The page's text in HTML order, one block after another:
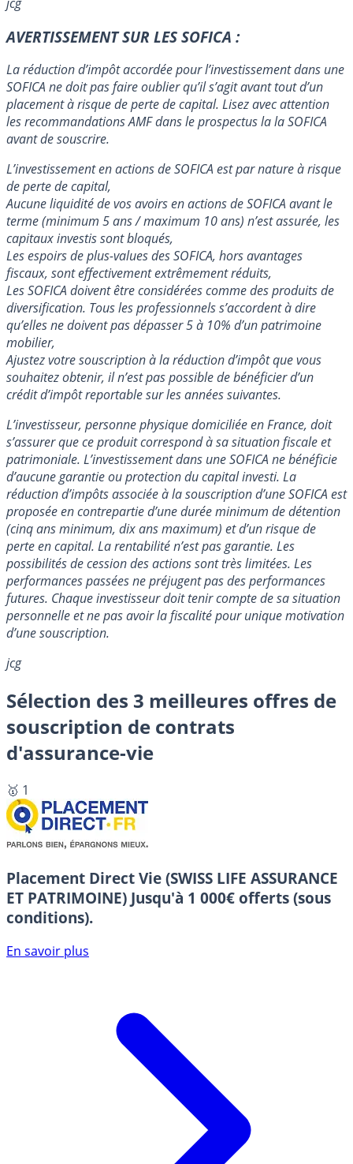
AVERTISSEMENT SUR LES SOFICA :
La réduction d’impôt accordée pour l’investissement dans une
SOFICA ne doit pas faire oublier qu’il s’agit avant tout d’un
placement à risque de perte de capital. Lisez avec attention
les recommandations AMF dans le prospectus la la SOFICA
avant de souscrire.
L’investissement en actions de SOFICA est par nature à risque
de perte de capital,
Aucune liquidité de vos avoirs en actions de SOFICA avant le
terme (minimum 5 ans / maximum 10 ans) n’est assurée, les
capitaux investis sont bloqués,
Les espoirs de plus-values des SOFICA, hors avantages
fiscaux, sont effectivement extrêmement réduits,
Les SOFICA doivent être considérées comme des produits de
diversification. Tous les professionnels s’accordent à dire
qu’elles ne doivent pas dépasser 5 à 10% d’un patrimoine
mobilier,
Ajustez votre souscription à la réduction d’impôt que vous
souhaitez obtenir, il n’est pas possible de bénéficier d’un
crédit d’impôt reportable sur les années suivantes.
L’investisseur, personne physique domiciliée en France, doit
s’assurer que ce produit correspond à sa situation fiscale et
patrimoniale. L’investissement dans une SOFICA ne bénéficie
d’aucune garantie ou protection du capital investi. La
réduction d’impôts associée à la souscription d’une SOFICA est
proposée en contrepartie d’une durée minimum de détention
(cinq ans minimum, dix ans maximum) et d’un risque de
perte en capital. La rentabilité n’est pas garantie. Les
possibilités de cession des actions sont très limitées. Les
performances passées ne préjugent pas des performances
futures. Chaque investisseur doit tenir compte de sa situation
personnelle et ne pas avoir la fiscalité pour unique motivation
d’une souscription.
jcg
Sélection des 3 meilleures offres de
souscription de contrats
d'assurance-vie
🥇 1
Placement Direct Vie (SWISS LIFE ASSURANCE
ET PATRIMOINE) Jusqu'à 1 000€ offerts (sous
conditions).
En savoir plus